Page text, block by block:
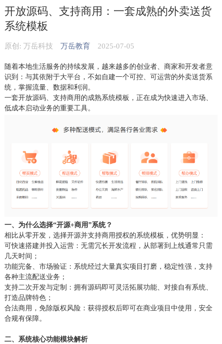
开放源码、支持商用：一套成熟的外卖送货
系统模板
原创: 万岳科技 万岳教育2025-07-05
随着本地生活服务的持续发展，越来越多的创业者、商家和开发者意
识到：与其依附于大平台，不如自建一个可控、可运营的外卖送货系
统，掌握流量、数据和利润。
一套开放源码、支持商用的成熟系统模板，正在成为快速进入市场、
低成本启动业务的重要工具。
一、为什么选择“开源+商用”系统？
相比从零开发，选择开源并支持商用授权的系统模板，优势明显：
可快速搭建并投入运营：无需冗长开发流程，从部署到上线通常只需
几天时间；
功能完备、市场验证：系统经过大量真实项目打磨，稳定性强，支持
各种主流配送业务；
支持二次开发与定制：拥有源码即可灵活拓展功能、对接自有系统、
打造品牌特色；
合法商用，免除版权风险：获得授权后即可在商业项目中使用，安全
合规有保障。
二、系统核心功能模块解析